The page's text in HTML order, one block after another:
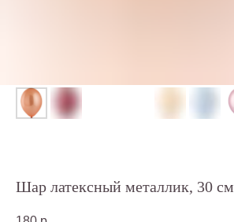
Шар латексный металлик, 30 см